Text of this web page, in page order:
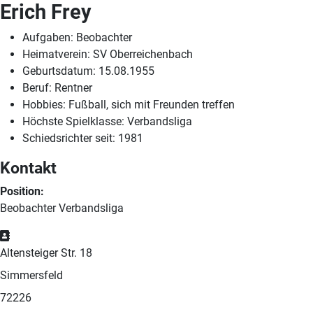
Erich Frey
Aufgaben: Beobachter
Heimatverein: SV Oberreichenbach
Geburtsdatum: 15.08.1955
Beruf: Rentner
Hobbies: Fußball, sich mit Freunden treffen
Höchste Spielklasse: Verbandsliga
Schiedsrichter seit: 1981
Kontakt
Position:
Beobachter Verbandsliga
Adresse
Altensteiger Str. 18
Simmersfeld
72226